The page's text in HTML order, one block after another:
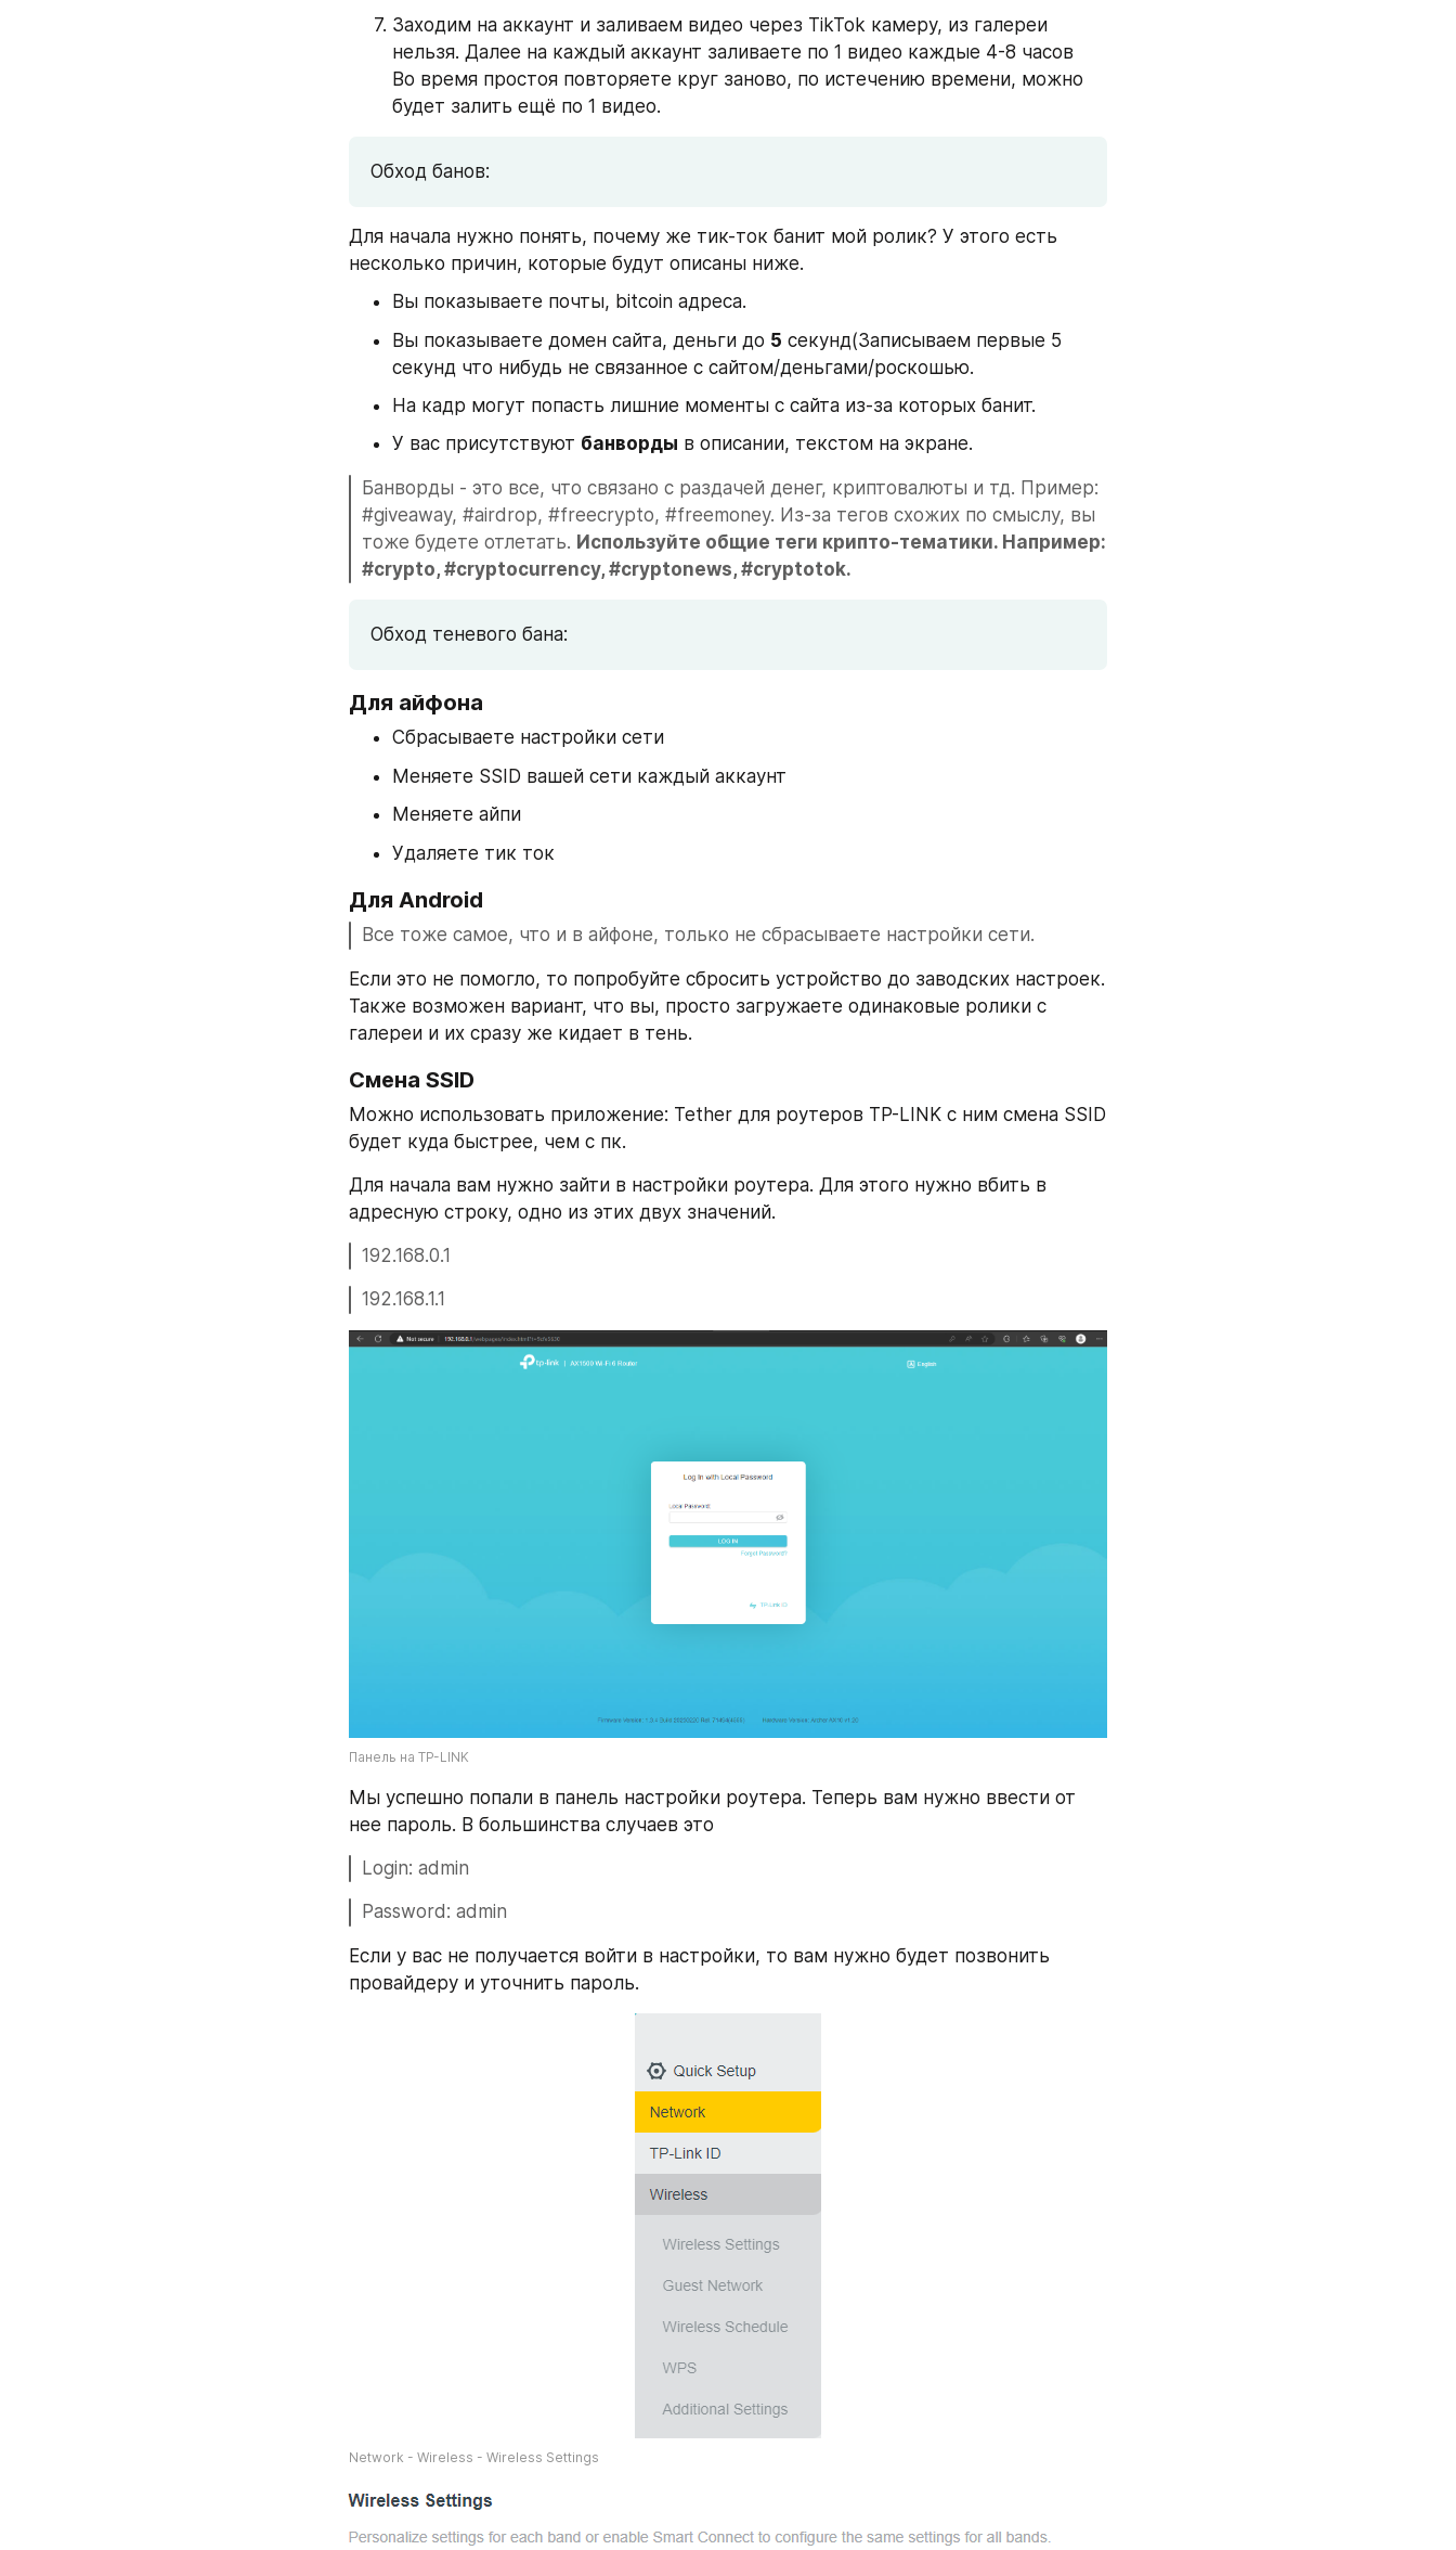
Заходим на аккаунт и заливаем видео через TikTok камеру, из галереи
нельзя. Далее на каждый аккаунт заливаете по 1 видео каждые 4-8 часов
Во время простоя повторяете круг заново, по истечению времени, можно
будет залить ещё по 1 видео.
Обход банов:
Для начала нужно понять, почему же тик-ток банит мой ролик? У этого есть
несколько причин, которые будут описаны ниже.
Вы показываете почты, bitcoin адреса.
Вы показываете домен сайта, деньги до 5 секунд(Записываем первые 5
секунд что нибудь не связанное с сайтом/деньгами/роскошью.
На кадр могут попасть лишние моменты с сайта из-за которых банит.
У вас присутствуют банворды в описании, текстом на экране.
Банворды - это все, что связано с раздачей денег, криптовалюты и тд. Пример:
#giveaway, #airdrop, #freecrypto, #freemoney. Из-за тегов схожих по смыслу, вы
тоже будете отлетать. Используйте общие теги крипто-тематики. Например:
#crypto, #cryptocurrency, #cryptonews, #cryptotok.
Обход теневого бана:
Для айфона
Сбрасываете настройки сети
Меняете SSID вашей сети каждый аккаунт
Меняете айпи
Удаляете тик ток
Для Android
Все тоже самое, что и в айфоне, только не сбрасываете настройки сети.
Если это не помогло, то попробуйте сбросить устройство до заводских настроек.
Также возможен вариант, что вы, просто загружаете одинаковые ролики с
галереи и их сразу же кидает в тень.
Смена SSID
Можно использовать приложение: Tether для роутеров TP-LINK c ним смена SSID
будет куда быстрее, чем с пк.
Для начала вам нужно зайти в настройки роутера. Для этого нужно вбить в
адресную строку, одно из этих двух значений.
192.168.0.1
192.168.1.1
Панель на TP-LINK
Мы успешно попали в панель настройки роутера. Теперь вам нужно ввести от
нее пароль. В большинства случаев это
Login: admin
Password: admin
Если у вас не получается войти в настройки, то вам нужно будет позвонить
провайдеру и уточнить пароль.
Network - Wireless - Wireless Settings